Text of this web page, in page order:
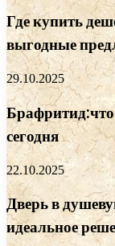
Где купить
выгодные
29.10.2025
Брафритид:что
сегодня
22.10.2025
Дверь в
идеальное